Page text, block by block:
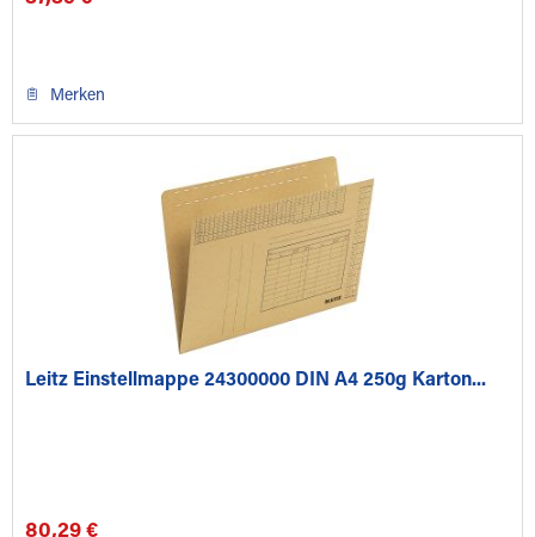
Merken
Leitz Einstellmappe 24300000 DIN A4 250g Karton...
80,29 €